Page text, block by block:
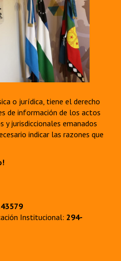
o jurídica, tiene el derecho
de información de los actos
jurisdiccionales emanados
indicar las razones que
Institucional: 294-